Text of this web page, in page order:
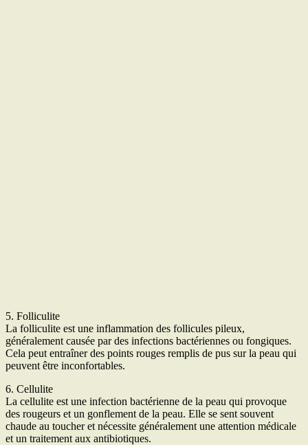
5. Folliculite
La folliculite est une inflammation des follicules pileux,
généralement causée par des infections bactériennes ou fongiques.
Cela peut entraîner des points rouges remplis de pus sur la peau qui
peuvent être inconfortables.
6. Cellulite
La cellulite est une infection bactérienne de la peau qui provoque
des rougeurs et un gonflement de la peau. Elle se sent souvent
chaude au toucher et nécessite généralement une attention médicale
et un traitement aux antibiotiques.